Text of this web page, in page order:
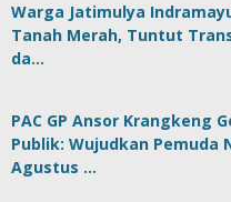
Warga Jatimulya
Tanah Merah, Tuntut
da…
PAC GP Ansor Krangkeng
Publik: Wujudkan Pemuda
Agustus …